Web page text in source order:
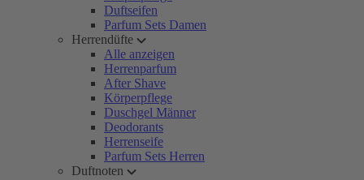
Duftseifen
Parfum Sets Damen
Herrendüfte
Alle anzeigen
Herrenparfum
After Shave
Körperpflege
Duschgel Männer
Deodorants
Herrenseife
Parfum Sets Herren
Duftnoten